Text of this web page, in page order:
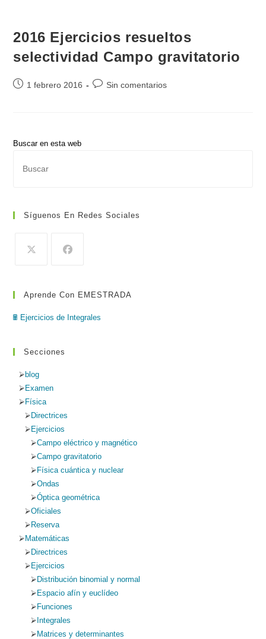
2016 Ejercicios resueltos
selectividad Campo gravitatorio
Publicación
1 febrero 2016
Comentarios
Sin comentarios
Buscar en esta web
Síguenos En Redes Sociales
Aprende Con EMESTRADA
🖩 Ejercicios de Integrales
Secciones
blog
Examen
Física
Directrices
Ejercicios
Campo eléctrico y magnético
Campo gravitatorio
Física cuántica y nuclear
Ondas
Óptica geométrica
Oficiales
Reserva
Matemáticas
Directrices
Ejercicios
Distribución binomial y normal
Espacio afín y euclídeo
Funciones
Integrales
Matrices y determinantes